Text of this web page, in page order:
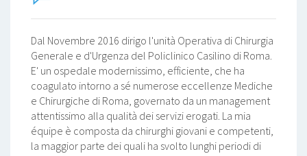
Dal Novembre 2016 dirigo l'unità Operativa di Chirurgia
Generale e d'Urgenza del Policlinico Casilino di Roma.
E' un ospedale modernissimo, efficiente, che ha
coagulato intorno a sé numerose eccellenze Mediche
e Chirurgiche di Roma, governato da un management
attentissimo alla qualità dei servizi erogati. La mia
équipe è composta da chirurghi giovani e competenti,
la maggior parte dei quali ha svolto lunghi periodi di